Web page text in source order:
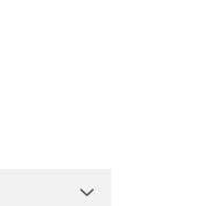
difere și